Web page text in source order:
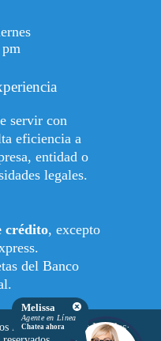
servir con
eficiencia a
entidad o
legales.
crédito, excepto
del Banco
Robles - Oficinas Legales·
Melissa
Agente en Línea
Chatea ahora